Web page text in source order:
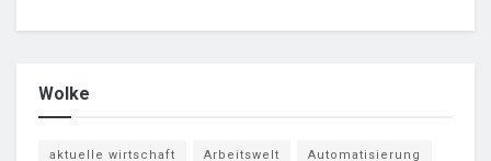
Wolke
aktuelle wirtschaft Arbeitswelt Automatisierung